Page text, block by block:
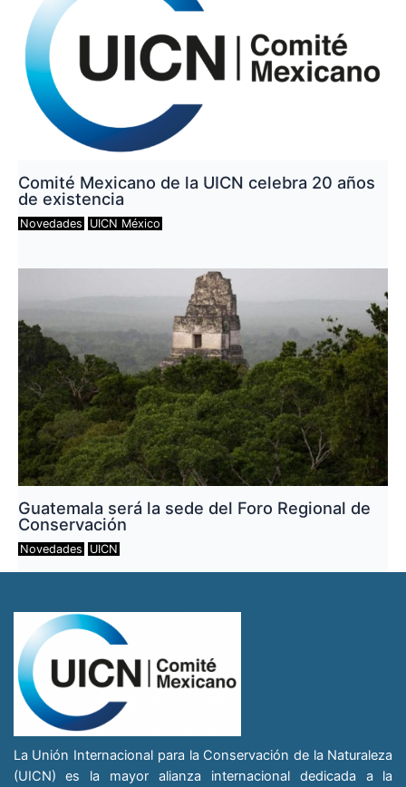
Comité Mexicano de la UICN celebra 20 años
de existencia
Novedades UICN México
Guatemala será la sede del Foro Regional de
Conservación
Novedades UICN
La Unión Internacional para la Conservación de la Naturaleza
(UICN) es la mayor alianza internacional dedicada a la